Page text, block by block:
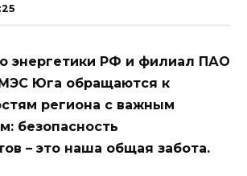
энергетики РФ и филиал ПАО
Юга обращаются к
региона с важным
безопасность
– это наша общая забота.